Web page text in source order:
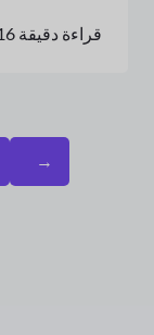
16 قراءة دقيقة
→